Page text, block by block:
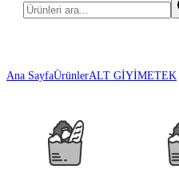
Ana SayfaÜrünlerALT GİYİMETEK